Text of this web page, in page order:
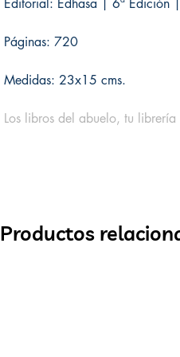
Páginas: 720
Medidas: 23x15 cms.
Los libros del abuelo, tu
Productos